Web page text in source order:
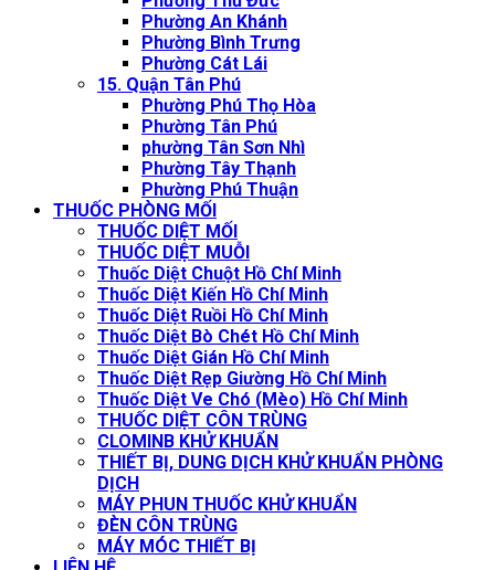
Phường An Khánh
Phường Bình Trưng
Phường Cát Lái
15. Quận Tân Phú
Phường Phú Thọ Hòa
Phường Tân Phú
phường Tân Sơn Nhì
Phường Tây Thạnh
Phường Phú Thuận
THUỐC PHÒNG MỐI
THUỐC DIỆT MỐI
THUỐC DIỆT MUỖI
Thuốc Diệt Chuột Hồ Chí Minh
Thuốc Diệt Kiến Hồ Chí Minh
Thuốc Diệt Ruồi Hồ Chí Minh
Thuốc Diệt Bò Chét Hồ Chí Minh
Thuốc Diệt Gián Hồ Chí Minh
Thuốc Diệt Rẹp Giường Hồ Chí Minh
Thuốc Diệt Ve Chó (Mèo) Hồ Chí Minh
THUỐC DIỆT CÔN TRÙNG
CLOMINB KHỬ KHUẨN
THIẾT BỊ, DUNG DỊCH KHỬ KHUẨN PHÒNG
DỊCH
MÁY PHUN THUỐC KHỬ KHUẨN
ĐÈN CÔN TRÙNG
MÁY MÓC THIẾT BỊ